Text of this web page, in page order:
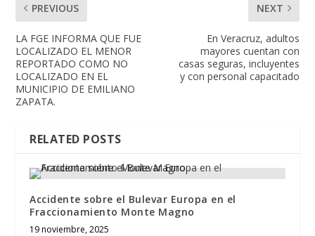
PREVIOUS
LA FGE INFORMA QUE FUE
LOCALIZADO EL MENOR
REPORTADO COMO NO
LOCALIZADO EN EL
MUNICIPIO DE EMILIANO
ZAPATA.
NEXT
En Veracruz, adultos
mayores cuentan con
casas seguras, incluyentes
y con personal capacitado
RELATED POSTS
Accidente sobre el Bulevar Europa en el
Fraccionamiento Monte Magno
19 noviembre, 2025